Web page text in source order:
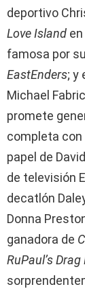
deportivo
Love Island
famosa por
EastEnders; y
Michael
promete
completa con
papel de
de televisión
decatlón
Donna
ganadora de
RuPaul’s Drag